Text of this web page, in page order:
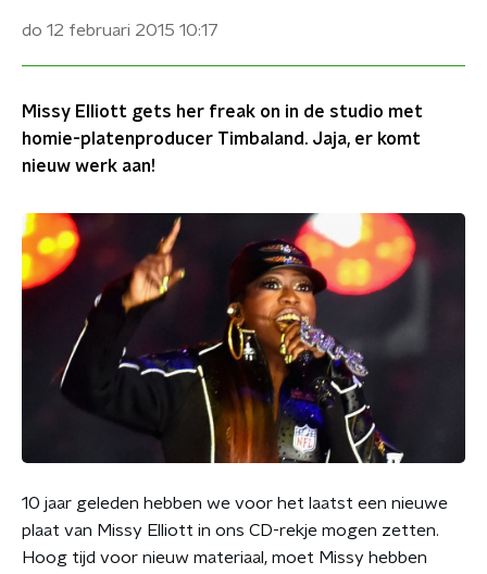
do 12 februari 2015 10:17
Missy Elliott gets her freak on in de studio met
homie-platenproducer Timbaland. Jaja, er komt
nieuw werk aan!
10 jaar geleden hebben we voor het laatst een nieuwe
plaat van Missy Elliott in ons CD-rekje mogen zetten.
Hoog tijd voor nieuw materiaal, moet Missy hebben